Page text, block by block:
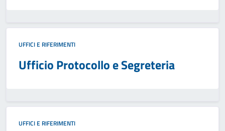
UFFICI E RIFERIMENTI
Ufficio Protocollo e Segreteria
UFFICI E RIFERIMENTI